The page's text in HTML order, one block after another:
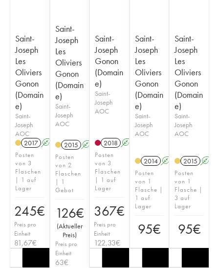
Saint-
Joseph
Les
Oliviers
Gonon
(Domain
e)
Saint-
Joseph
AOC
2017 A
Posten
von 3
Flaschen
| 1 auf
Lager
245€
Preis pro
Einheit
81,67€
Saint-
Joseph
Les
Oliviers
Gonon
(Domain
e)
Saint-
Joseph
AOC
2015 A
Posten
von 2
Flaschen
| 1
Gebot
126€
(Aktueller
Preis)
Preis pro
Einheit
63€
Saint-
Joseph
Gonon
(Domain
e)
Saint-
Joseph
AOC
2018 A
Posten
von 3
Flaschen
| 1 auf
Lager
367€
Preis pro
Einheit
122,33€
Saint-
Joseph
Les
Oliviers
Gonon
(Domain
e)
Saint-
Joseph
AOC
2014 A
Posten
von 1
Flasche |
1 auf
Lager
95€
Saint-
Joseph
Les
Oliviers
Gonon
(Domain
e)
Saint-
Joseph
AOC
2015 A
Posten
von 1
Flasche |
3 auf
Lager
95€